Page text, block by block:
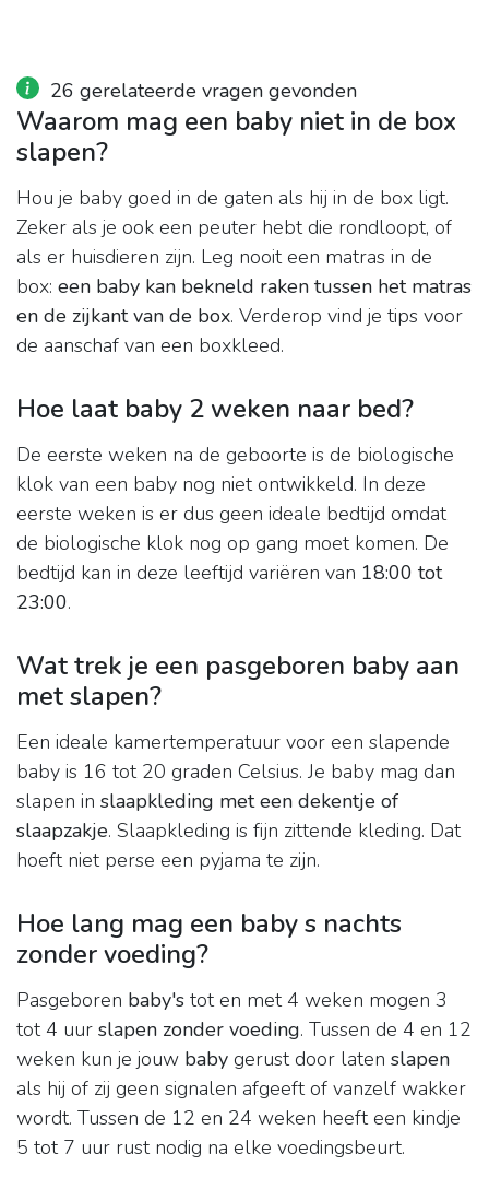
26 gerelateerde vragen gevonden
Waarom mag een baby niet in de box
slapen?
Hou je baby goed in de gaten als hij in de box ligt.
Zeker als je ook een peuter hebt die rondloopt, of
als er huisdieren zijn. Leg nooit een matras in de
box: een baby kan bekneld raken tussen het matras
en de zijkant van de box. Verderop vind je tips voor
de aanschaf van een boxkleed.
Hoe laat baby 2 weken naar bed?
De eerste weken na de geboorte is de biologische
klok van een baby nog niet ontwikkeld. In deze
eerste weken is er dus geen ideale bedtijd omdat
de biologische klok nog op gang moet komen. De
bedtijd kan in deze leeftijd variëren van 18:00 tot
23:00.
Wat trek je een pasgeboren baby aan
met slapen?
Een ideale kamertemperatuur voor een slapende
baby is 16 tot 20 graden Celsius. Je baby mag dan
slapen in slaapkleding met een dekentje of
slaapzakje. Slaapkleding is fijn zittende kleding. Dat
hoeft niet perse een pyjama te zijn.
Hoe lang mag een baby s nachts
zonder voeding?
Pasgeboren baby's tot en met 4 weken mogen 3
tot 4 uur slapen zonder voeding. Tussen de 4 en 12
weken kun je jouw baby gerust door laten slapen
als hij of zij geen signalen afgeeft of vanzelf wakker
wordt. Tussen de 12 en 24 weken heeft een kindje
5 tot 7 uur rust nodig na elke voedingsbeurt.